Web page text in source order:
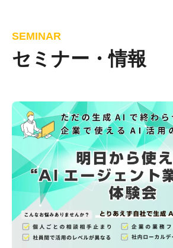
SEMINAR
セミナー・情報